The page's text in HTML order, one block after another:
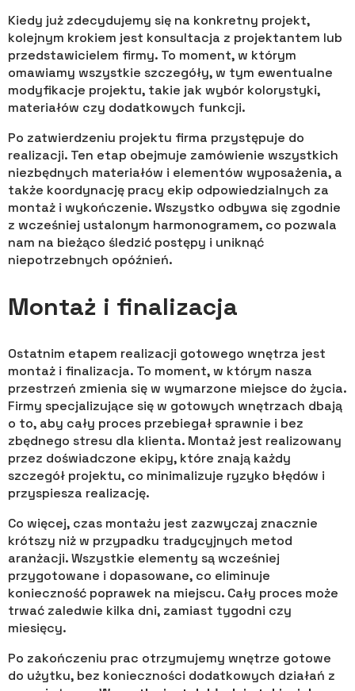
Kiedy już zdecydujemy się na konkretny projekt,
kolejnym krokiem jest konsultacja z projektantem lub
przedstawicielem firmy. To moment, w którym
omawiamy wszystkie szczegóły, w tym ewentualne
modyfikacje projektu, takie jak wybór kolorystyki,
materiałów czy dodatkowych funkcji.
Po zatwierdzeniu projektu firma przystępuje do
realizacji. Ten etap obejmuje zamówienie wszystkich
niezbędnych materiałów i elementów wyposażenia, a
także koordynację pracy ekip odpowiedzialnych za
montaż i wykończenie. Wszystko odbywa się zgodnie
z wcześniej ustalonym harmonogramem, co pozwala
nam na bieżąco śledzić postępy i uniknąć
niepotrzebnych opóźnień.
Montaż i finalizacja
Ostatnim etapem realizacji gotowego wnętrza jest
montaż i finalizacja. To moment, w którym nasza
przestrzeń zmienia się w wymarzone miejsce do życia.
Firmy specjalizujące się w gotowych wnętrzach dbają
o to, aby cały proces przebiegał sprawnie i bez
zbędnego stresu dla klienta. Montaż jest realizowany
przez doświadczone ekipy, które znają każdy
szczegół projektu, co minimalizuje ryzyko błędów i
przyspiesza realizację.
Co więcej, czas montażu jest zazwyczaj znacznie
krótszy niż w przypadku tradycyjnych metod
aranżacji. Wszystkie elementy są wcześniej
przygotowane i dopasowane, co eliminuje
konieczność poprawek na miejscu. Cały proces może
trwać zaledwie kilka dni, zamiast tygodni czy
miesięcy.
Po zakończeniu prac otrzymujemy wnętrze gotowe
do użytku, bez konieczności dodatkowych działań z